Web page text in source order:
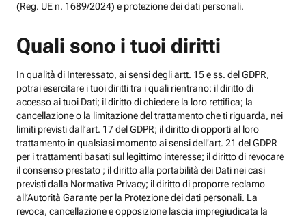
(Reg. UE n. 1689/2024) e protezione dei dati personali.
Quali sono i tuoi diritti
In qualità di Interessato, ai sensi degli artt. 15 e ss. del GDPR,
potrai esercitare i tuoi diritti tra i quali rientrano: il diritto di
accesso ai tuoi Dati; il diritto di chiedere la loro rettifica; la
cancellazione o la limitazione del trattamento che ti riguarda, nei
limiti previsti dall’art. 17 del GDPR; il diritto di opporti al loro
trattamento in qualsiasi momento ai sensi dell’art. 21 del GDPR
per i trattamenti basati sul legittimo interesse; il diritto di revocare
il consenso prestato ; il diritto alla portabilità dei Dati nei casi
previsti dalla Normativa Privacy; il diritto di proporre reclamo
all’Autorità Garante per la Protezione dei dati personali. La
revoca, cancellazione e opposizione lascia impregiudicata la